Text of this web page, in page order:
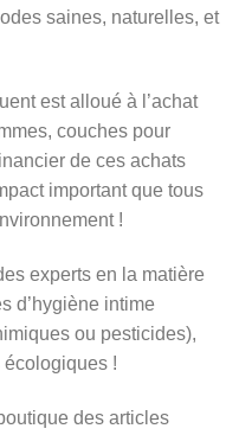
saines, naturelles, et
est alloué à l’achat
couches pour
de ces achats
important que tous
!
experts en la matière
d’hygiène intime
ou pesticides),
écologiques !
des articles